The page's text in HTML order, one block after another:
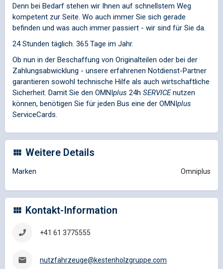
Denn bei Bedarf stehen wir Ihnen auf schnellstem Weg
kompetent zur Seite. Wo auch immer Sie sich gerade
befinden und was auch immer passiert - wir sind für Sie da.
24 Stunden täglich. 365 Tage im Jahr.
Ob nun in der Beschaffung von Originalteilen oder bei der
Zahlungsabwicklung - unsere erfahrenen Notdienst-Partner
garantieren sowohl technische Hilfe als auch wirtschaftliche
Sicherheit. Damit Sie den OMNIplus 24h SERVICEnutzen
können, benötigen Sie für jeden Bus eine der OMNIplus
ServiceCards.
Weitere Details
Marken Omniplus
Kontakt-Information
+41 61 3775555
nutzfahrzeuge@kestenholzgruppe.com